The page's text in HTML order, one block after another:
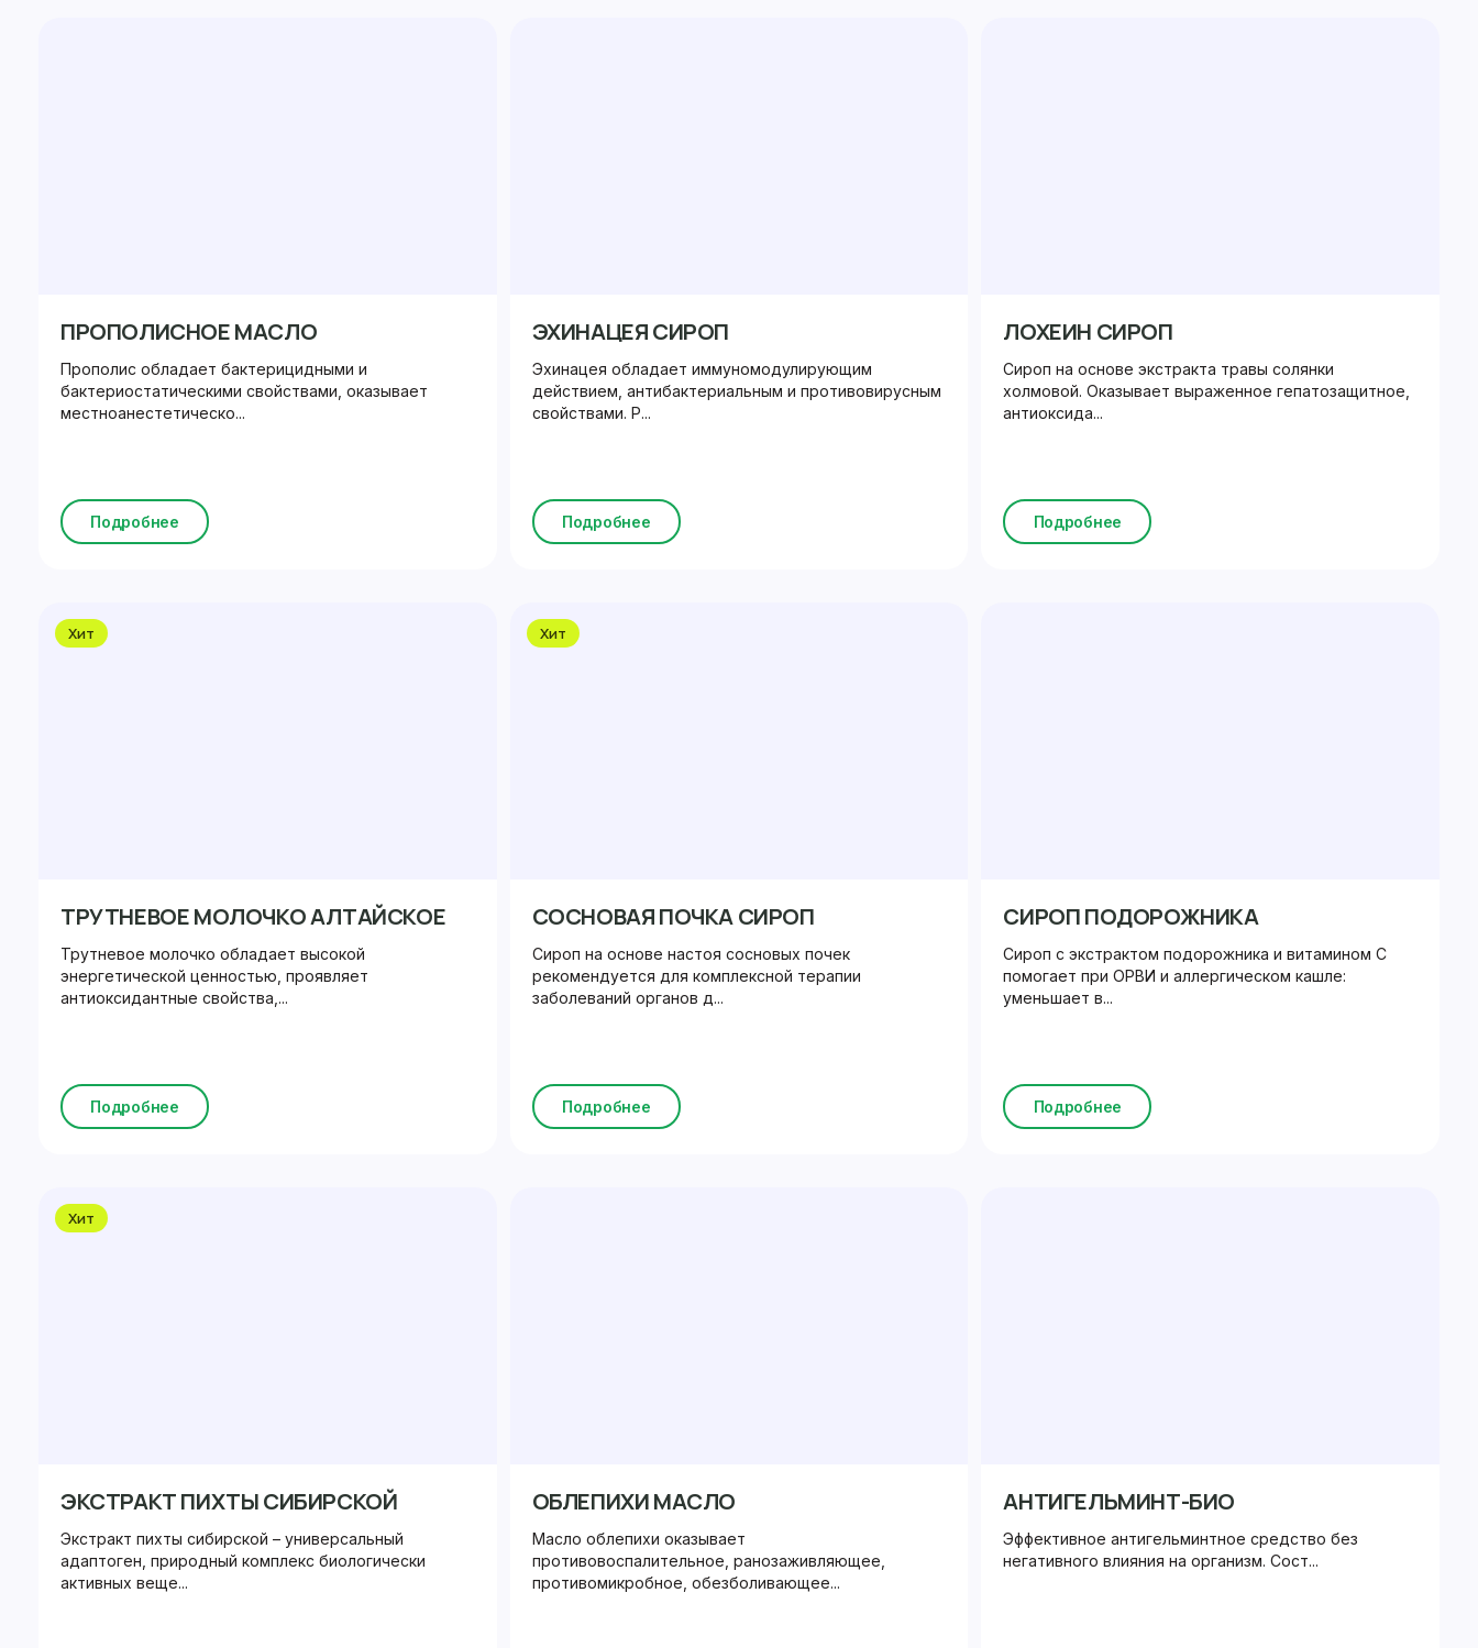
ПРОПОЛИСНОЕ МАСЛО
Прополис обладает бактерицидными и
бактериостатическими свойствами, оказывает
местноанестетическо...
Подробнее
ЭХИНАЦЕЯ СИРОП
Эхинацея обладает иммуномодулирующим
действием, антибактериальным и противовирусным
свойствами. Р...
Подробнее
ЛОХЕИН СИРОП
Сироп на основе экстракта травы солянки
холмовой. Оказывает выраженное гепатозащитное,
антиоксида...
Подробнее
Хит
ТРУТНЕВОЕ МОЛОЧКО АЛТАЙСКОЕ
Трутневое молочко обладает высокой
энергетической ценностью, проявляет
антиоксидантные свойства,...
Подробнее
Хит
СОСНОВАЯ ПОЧКА СИРОП
Сироп на основе настоя сосновых почек
рекомендуется для комплексной терапии
заболеваний органов д...
Подробнее
СИРОП ПОДОРОЖНИКА
Сироп с экстрактом подорожника и витамином С
помогает при ОРВИ и аллергическом кашле:
уменьшает в...
Подробнее
Хит
ЭКСТРАКТ ПИХТЫ СИБИРСКОЙ
Экстракт пихты сибирской – универсальный
адаптоген, природный комплекс биологически
активных веще...
ОБЛЕПИХИ МАСЛО
Масло облепихи оказывает
противовоспалительное, ранозаживляющее,
противомикробное, обезболивающее...
АНТИГЕЛЬМИНТ-БИО
Эффективное антигельминтное средство без
негативного влияния на организм. Сост...